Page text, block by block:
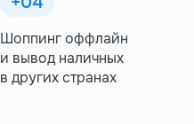
Шоппинг оффлайн
и вывод наличных
в других странах